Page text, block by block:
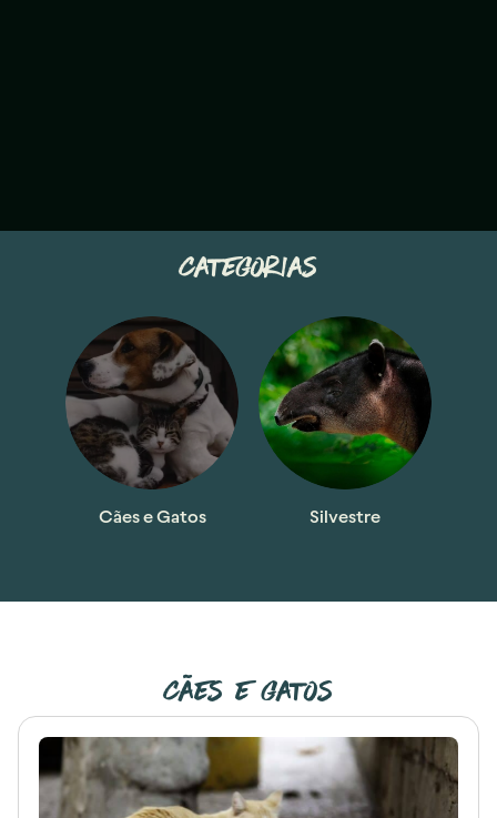
Categorias
Cães e Gatos Silvestre
Cães e Gatos